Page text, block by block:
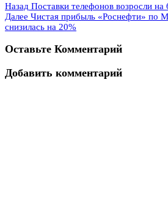
Назад Поставки телефонов возросли на
Далее Чистая прибыль «Роснефти» по
снизилась на 20%
Оставьте Комментарий
Добавить комментарий